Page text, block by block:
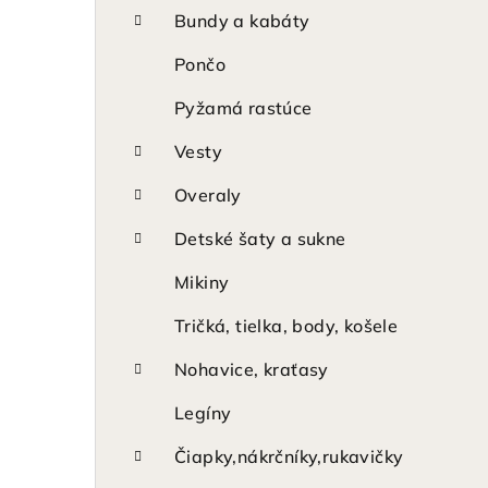
Bundy a kabáty
Pončo
Pyžamá rastúce
Vesty
Overaly
Detské šaty a sukne
Mikiny
Tričká, tielka, body, košele
Nohavice, kraťasy
Legíny
Čiapky,nákrčníky,rukavičky